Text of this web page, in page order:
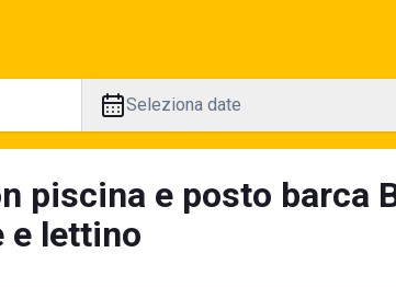
Seleziona date
piscina e posto barca
e lettino